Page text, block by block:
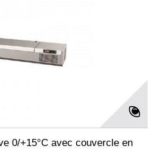
0/+15°C avec couvercle en